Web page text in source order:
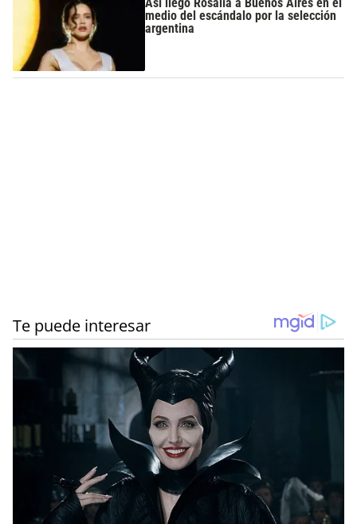
medio del escándalo por la selección
argentina